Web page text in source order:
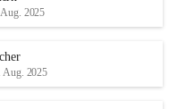
2025
Aug. 2025